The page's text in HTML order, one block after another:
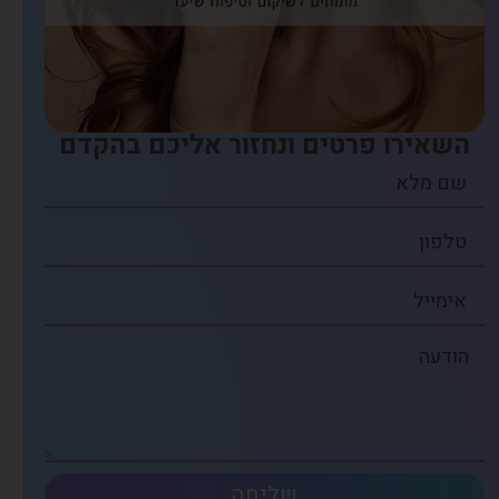
השאירו פרטים ונחזור אליכם בהקדם